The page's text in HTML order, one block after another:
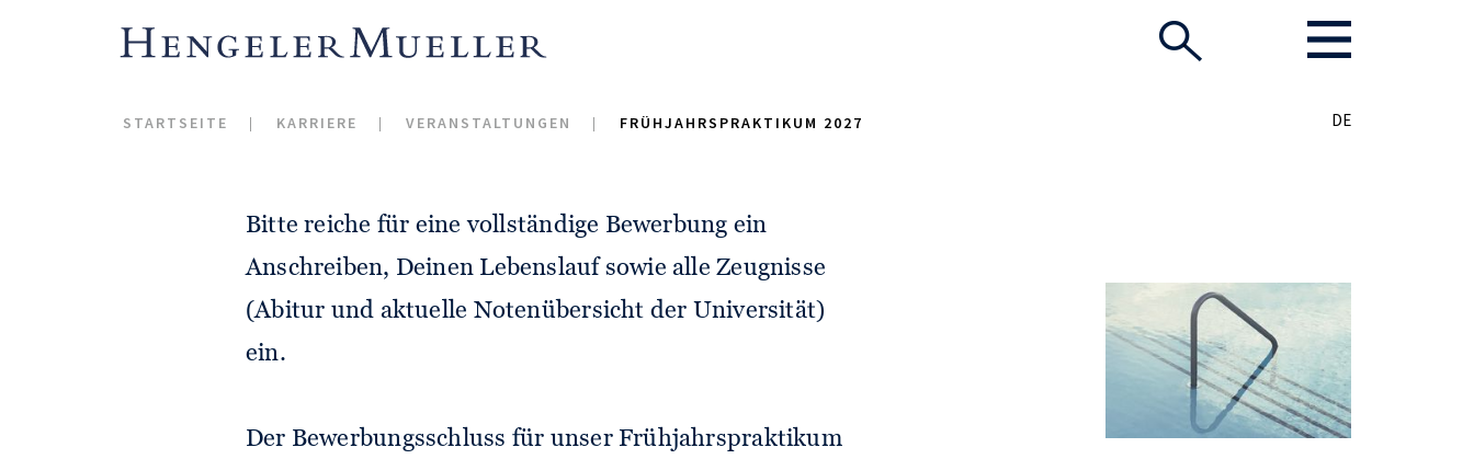
STARTSEITE KARRIERE VERANSTALTUNGEN FRÜHJAHRSPRAKTIKUM 2027 DE
Bitte reiche für eine vollständige Bewerbung ein
Anschreiben, Deinen Lebenslauf sowie alle Zeugnisse
(Abitur und aktuelle Notenübersicht der Universität)
ein.
Der Bewerbungsschluss für unser Frühjahrspraktikum